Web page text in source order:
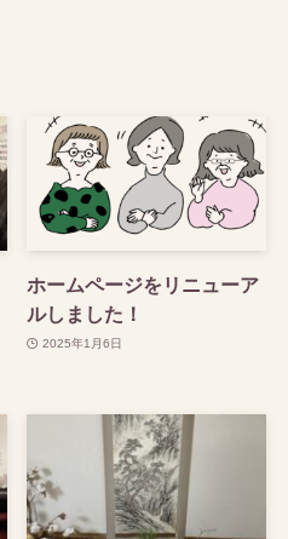
ホームページをリニューア
ルしました！
2025年1月6日